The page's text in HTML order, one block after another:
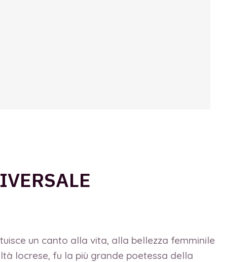
un canto alla vita, alla bellezza femminile
locrese, fu la più grande poetessa della